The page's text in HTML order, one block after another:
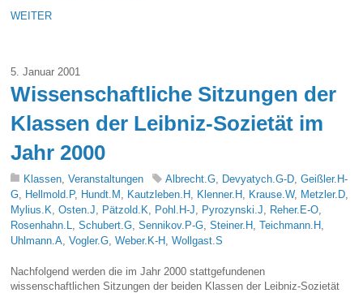
WEITER
5. Januar 2001
Wissenschaftliche Sitzungen der
Klassen der Leibniz-Sozietät im
Jahr 2000
Klassen ,Veranstaltungen Albrecht.G Devyatych.G-D ,Geißler.H-
G
Hellmold.P, Hundt.M Kautzleben.H Klenner.H Krause.W, Metzler.D
Mylius.K ,Osten.J Pätzold.K Pohl.H-J Pyrozynski.J Reher.E-O
Rosenhahn.L
,Schubert.G ,Sennikov.P-G ,Steiner.H ,Teichmann.H
Uhlmann.A ,Vogler.G ,Weber.K-H ,Wollgast.S
Nachfolgend werden die im Jahr 2000 stattgefundenen
wissenschaftlichen Sitzungen der beiden Klassen der Leibniz-Sozietät